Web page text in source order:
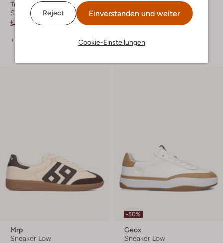
Reject Einverstanden und weiter
Cookie-Einstellungen
Tommy Hilfiger
Sneaker Low
€ 139,99 € 97,99
+ mehr farben
Sneaker Low
Mrp
Sneaker Low
-50%
Geox
Sneaker Low